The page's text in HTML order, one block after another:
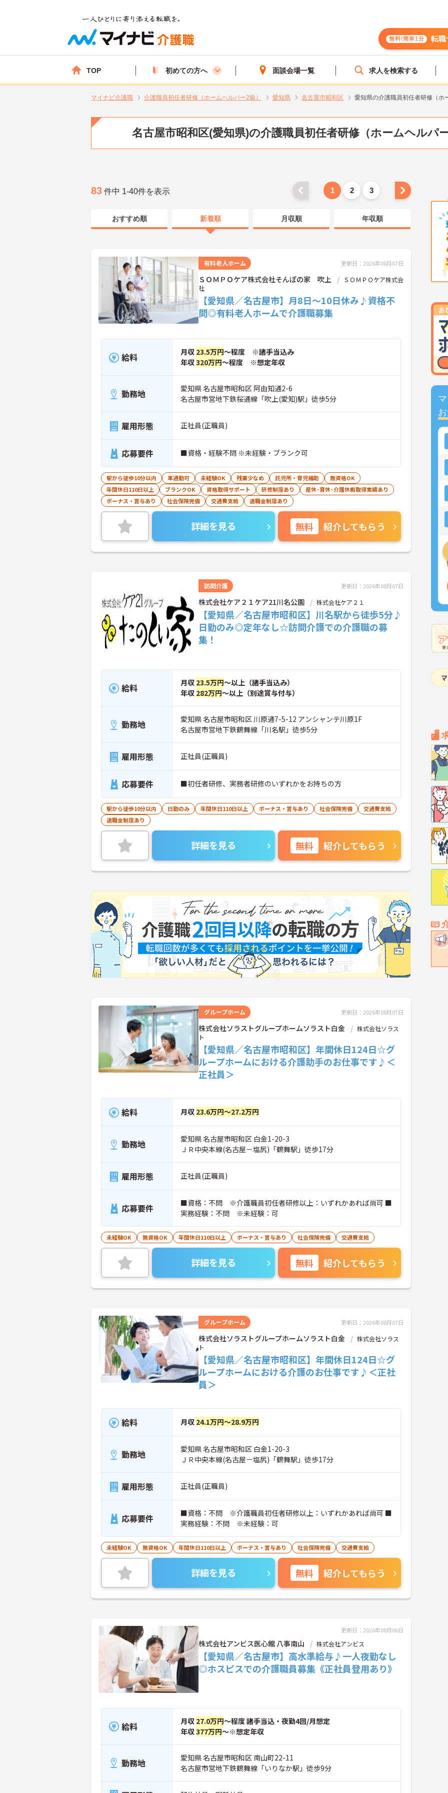
無料!簡単1分 転職
TOP 初めての方へ 面談会場一覧 求人を検索する
マイナビ介護職 介護職員初任者研修（ホームヘルパー2級） 愛知県 名古屋市昭和区 愛知県の介護職員初任者研修（ホ
名古屋市昭和区(愛知県)の介護職員初任者研修（ホームヘルパ
83 件中 1-40件を表示 1 2 3
おすすめ順 新着順 月収順 年収順
有料老人ホーム 更新日：2026年08月07日
ＳＯＭＰＯケア株式会社そんぽの家 吹上
ＳＯＭＰＯケア株式会
社
【愛知県／名古屋市】月8日～10日休み♪資格不
問◎有料老人ホームで介護職募集
給料 月収 23.5万円～程度 ※諸手当込み
年収320万円～程度 ※想定年収
勤務地
愛知県 名古屋市昭和区 阿由知通2-6
名古屋市営地下鉄桜通線「吹上(愛知)駅」徒歩5分
雇用形態 正社員(正職員)
応募要件 ■資格・経験不問 ※未経験・ブランク可
駅から徒歩10分以内 車通勤可 未経験OK 残業少なめ 託児所・育児補助
無資格OK
年間休日110日以上
ブランクOK 資格取得サポート 研修制度あり
産休･育休･介護休暇取得実績あり
ボーナス・賞与あり
社会保険完備 交通費支給 退職金制度あり
詳細を見る 無料 紹介してもらう
訪問介護 更新日：2026年08月07日
株式会社ケア２１ケア21川名公園 株式会社ケア２１
【愛知県／名古屋市昭和区】川名駅から徒歩5分♪
日勤のみ◎定年なし☆訪問介護での介護職の募
集！
給料 月収 23.5万円～以上（諸手当込み）
年収 282万円～以上（別途賞与付与）
勤務地
愛知県 名古屋市昭和区 川原通7-5-12 アンシャンテ川原1F
名古屋市営地下鉄鶴舞線「川名駅」徒歩5分
雇用形態 正社員(正職員)
応募要件 ■初任者研修、実務者研修のいずれかをお持ちの方
駅から徒歩10分以内 日勤のみ 年間休日110日以上 ボーナス・賞与あり 社会保険完備
交通費支給
退職金制度あり
詳細を見る 無料 紹介してもらう
グループホーム 更新日：2026年08月07日
株式会社ソラストグループホームソラスト白金
株式会社ソラス
ト
【愛知県／名古屋市昭和区】年間休日124日☆グ
ループホームにおける介護助手のお仕事です♪＜
正社員＞
給料 月収 23.6万円～27.2万円
勤務地
愛知県 名古屋市昭和区 白金1-20-3
ＪＲ中央本線(名古屋－塩尻)「鶴舞駅」徒歩17分
雇用形態 正社員(正職員)
応募要件
■資格：不問 ※介護職員初任者研修以上：いずれかあれば尚可 ■
実務経験：不問 ※未経験：可
未経験OK 無資格OK 年間休日110日以上 ボーナス・賞与あり 社会保険完備 交通費支給
詳細を見る 無料 紹介してもらう
グループホーム 更新日：2026年08月07日
株式会社ソラストグループホームソラスト白金
株式会社ソラス
ト
【愛知県／名古屋市昭和区】年間休日124日☆グ
ループホームにおける介護のお仕事です♪＜正社
員＞
給料 月収 24.1万円～28.9万円
勤務地
愛知県 名古屋市昭和区 白金1-20-3
ＪＲ中央本線(名古屋－塩尻)「鶴舞駅」徒歩17分
雇用形態 正社員(正職員)
応募要件
■資格：不問 ※介護職員初任者研修以上：いずれかあれば尚可 ■
実務経験：不問 ※未経験：可
未経験OK 無資格OK 年間休日110日以上 ボーナス・賞与あり 社会保険完備 交通費支給
詳細を見る 無料 紹介してもらう
更新日：2026年08月06日
株式会社アンビス医心館 八事南山 株式会社アンビス
【愛知県／名古屋市】高水準給与♪一人夜勤なし
◎ホスピスでの介護職員募集《正社員登用あり》
給料 月収 27.0万円～程度 諸手当込・夜勤4回/月想定
年収377万円～※想定年収
勤務地
愛知県 名古屋市昭和区 南山町22-11
名古屋市営地下鉄鶴舞線「いりなか駅」徒歩9分